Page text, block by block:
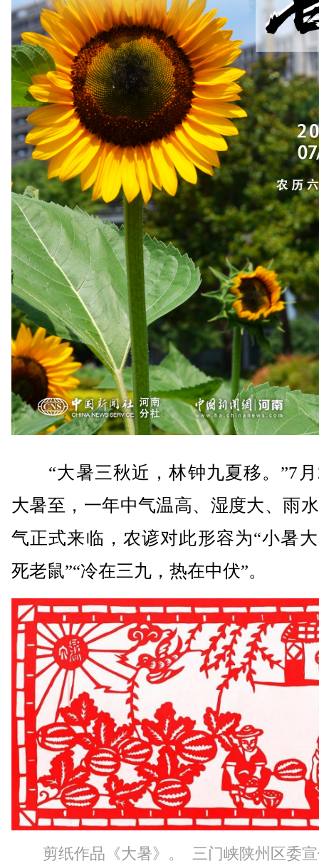
“大暑三秋近，林钟九夏移。”7月
大暑至，一年中气温高、湿度大、雨
气正式来临，农谚对此形容为“小暑
死老鼠”“冷在三九，热在中伏”。
剪纸作品《大暑》。 三门峡陕州区委